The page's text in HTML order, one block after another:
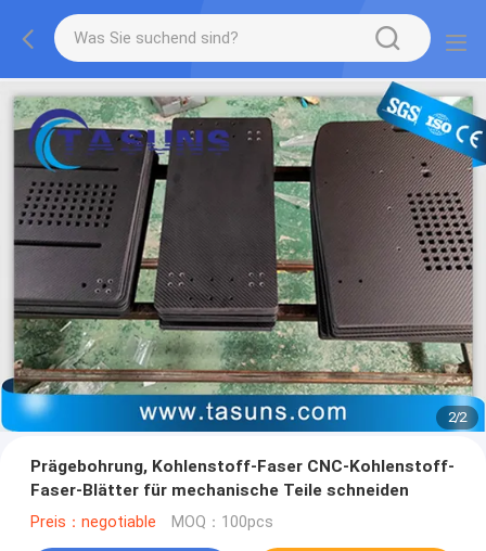
2/2
Prägebohrung, Kohlenstoff-Faser CNC-Kohlenstoff-
Faser-Blätter für mechanische Teile schneiden
Preis：negotiable MOQ：100pcs